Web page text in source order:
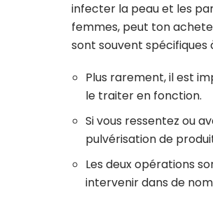
infecter la peau et les
femmes, peut ton
sont souvent spécifiques
Plus rarement, il est
le traiter en fonction.
Si vous ressentez ou
pulvérisation de
Les deux opérations
intervenir dans de